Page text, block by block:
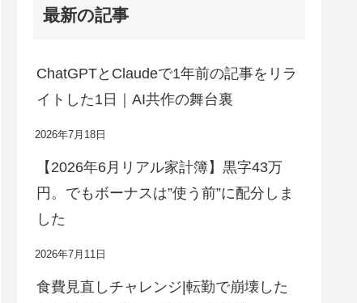
最新の記事
ChatGPTとClaudeで1年前の記事をリラ
イトした1日｜AI共作の舞台裏
2026年7月18日
【2026年6月リアル家計簿】黒字43万
円。でもボーナスは”使う前”に配分しま
した
2026年7月11日
食費見直しチャレンジ|転勤で崩壊した